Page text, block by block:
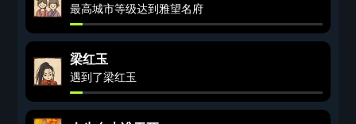
最高城市等级达到雅望名府
梁红玉
遇到了梁红玉